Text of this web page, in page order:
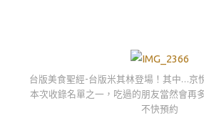
台版美食聖經-台版米其林登場！其中…
本次收錄名單之一，吃過的朋友當然會再
不快預約